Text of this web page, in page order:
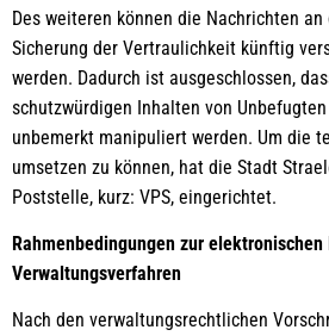
Des weiteren können die Nachrichten
Sicherung der Vertraulichkeit künftig
werden. Dadurch ist ausgeschlossen,
schutzwürdigen Inhalten von
unbemerkt manipuliert werden. Um die
umsetzen zu können, hat die Stadt
Poststelle, kurz: VPS, eingerichtet.
Rahmenbedingungen zur
Verwaltungsverfahren
Nach den verwaltungsrechtlichen